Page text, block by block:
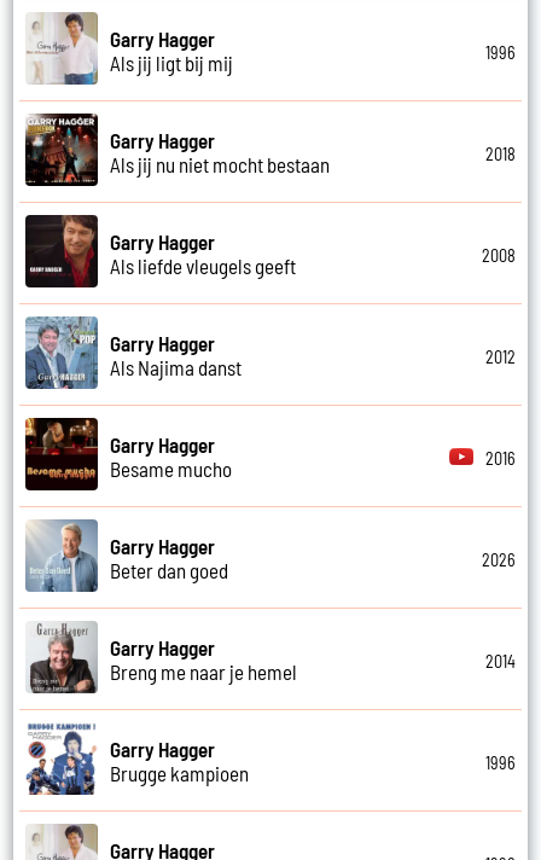
Garry Hagger
Als jij ligt bij mij
1996
Garry Hagger
Als jij nu niet mocht bestaan
2018
Garry Hagger
Als liefde vleugels geeft
2008
Garry Hagger
Als Najima danst
2012
Garry Hagger
Besame mucho
2016
Garry Hagger
Beter dan goed
2026
Garry Hagger
Breng me naar je hemel
2014
Garry Hagger
Brugge kampioen
1996
Garry Hagger